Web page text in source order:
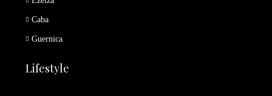
Caba
Guernica
Lifestyle